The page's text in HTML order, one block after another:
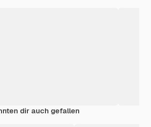
dir auch gefallen